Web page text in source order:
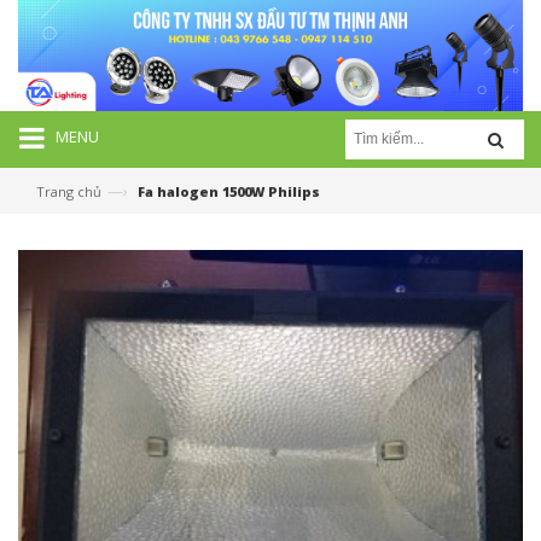
MENU
Trang chủ —› Fa halogen 1500W Philips